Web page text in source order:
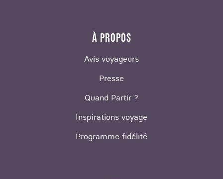
À PROPOS
Avis voyageurs
Presse
Quand Partir ?
Inspirations voyage
Programme fidélité